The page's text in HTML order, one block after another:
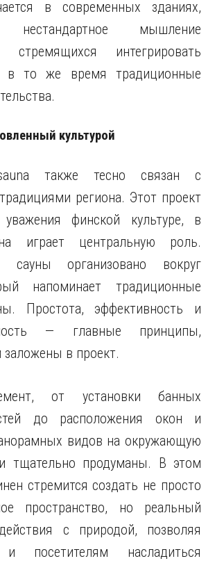
в современных зданиях,
нестандартное мышление
стремящихся интегрировать
в то же время традиционные
культурой
также тесно связан с
региона. Этот проект
финской культуре, в
играет центральную роль.
сауны организовано вокруг
напоминает традиционные
Простота, эффективность и
— главные принципы,
в проект.
от установки банных
до расположения окон и
видов на окружающую
тщательно продуманы. В этом
стремится создать не просто
пространство, но реальный
с природой, позволяя
посетителям насладиться